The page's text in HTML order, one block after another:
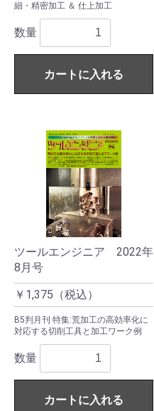
細・精密加工 ＆ 仕上加工
数量
カートに入れる
ツールエンジニア 2022年
8月号
￥1,375（税込）
B5判月刊 特集:荒加工の高効率化に
対応する切削工具と加工ワーク例
数量
カートに入れる